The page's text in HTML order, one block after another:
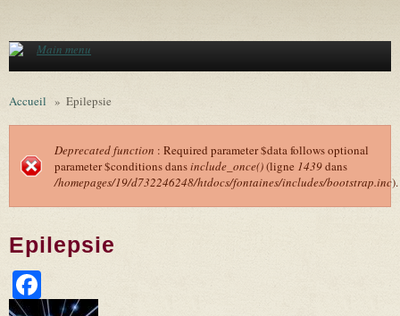
Main menu
Accueil » Epilepsie
Message d'erreur
Deprecated function : Required parameter $data follows optional
parameter $conditions dansinclude_once()(ligne 1439dans
/homepages/19/d732246248/htdocs/fontaines/includes/bootstrap.inc).
Epilepsie